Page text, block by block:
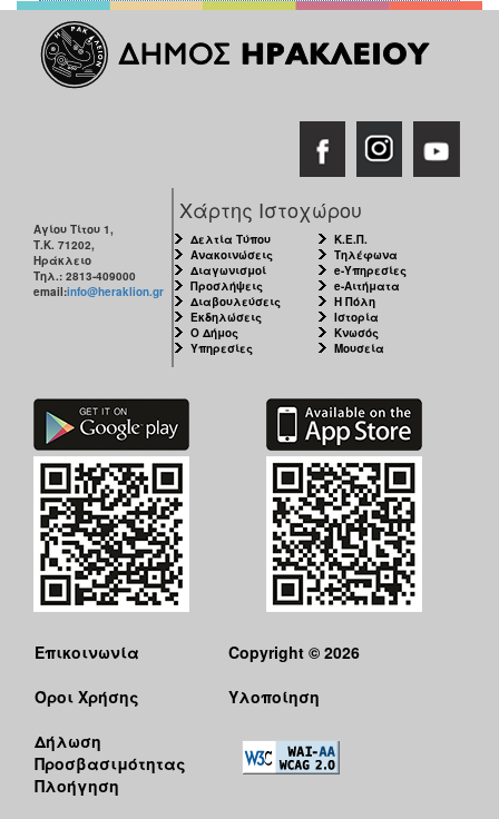
Αγίου Τίτου 1,
Τ.Κ. 71202,
Ηράκλειο
Τηλ.: 2813-409000
email:info@heraklion.gr
Χάρτης Ιστοχώρου
Δελτία Τύπου
Ανακοινώσεις
Διαγωνισμοί
Προσλήψεις
Διαβουλεύσεις
Εκδηλώσεις
Ο Δήμος
Υπηρεσίες
Κ.Ε.Π.
Τηλέφωνα
e-Υπηρεσίες
e-Αιτήματα
Η Πόλη
Ιστορία
Κνωσός
Μουσεία
Επικοινωνία
Όροι Χρήσης
Δήλωση
Προσβασιμότητας
Πλοήγηση
Copyright © 2026
Υλοποίηση